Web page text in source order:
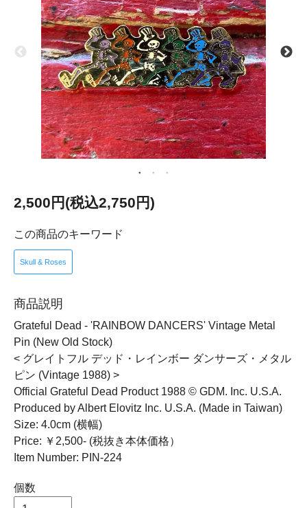
2,500円(税込2,750円)
この商品のキーワード
Skull & Roses
商品説明
Grateful Dead - 'RAINBOW DANCERS' Vintage Metal
Pin (New Old Stock)
< グレイトフル デッド・レインボー ダンサーズ・メタル
ピン (Vintage 1988) >
Official Grateful Dead Product 1988 © GDM. Inc. U.S.A.
Produced by Albert Elovitz Inc. U.S.A. (Made in Taiwan)
Size: 4.0cm (横幅)
Price: ￥2,500- (税抜き本体価格）
Item Number: PIN-224
個数